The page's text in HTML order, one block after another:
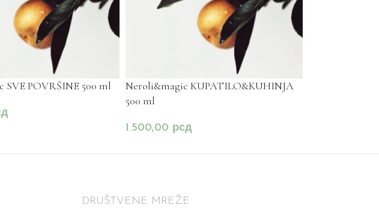
SVE POVRŠINE 500 ml
Neroli&magic KUPATILO&KUHINJA
500 ml
1.500,00 рсд
DRUŠTVENE MREŽE